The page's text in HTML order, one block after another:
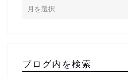
ブログ内を検索